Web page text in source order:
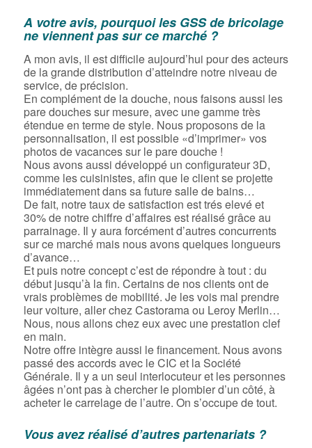
A votre avis, pourquoi les GSS de bricolage
ne viennent pas sur ce marché ?
A mon avis, il est difficile aujourd’hui pour des acteurs
de la grande distribution d’atteindre notre niveau de
service, de précision.
En complément de la douche, nous faisons aussi les
pare douches sur mesure, avec une gamme très
étendue en terme de style. Nous proposons de la
personnalisation, il est possible «d’imprimer» vos
photos de vacances sur le pare douche !
Nous avons aussi développé un configurateur 3D,
comme les cuisinistes, afin que le client se projette
immédiatement dans sa future salle de bains…
De fait, notre taux de satisfaction est trés elevé et
30% de notre chiffre d’affaires est réalisé grâce au
parrainage. Il y aura forcément d’autres concurrents
sur ce marché mais nous avons quelques longueurs
d’avance…
Et puis notre concept c’est de répondre à tout : du
début jusqu’à la fin. Certains de nos clients ont de
vrais problèmes de mobilité. Je les vois mal prendre
leur voiture, aller chez Castorama ou Leroy Merlin…
Nous, nous allons chez eux avec une prestation clef
en main.
Notre offre intègre aussi le financement. Nous avons
passé des accords avec le CIC et la Société
Générale. Il y a un seul interlocuteur et les personnes
âgées n’ont pas à chercher le plombier d’un côté, à
acheter le carrelage de l’autre. On s’occupe de tout.
Vous avez réalisé d’autres partenariats ?